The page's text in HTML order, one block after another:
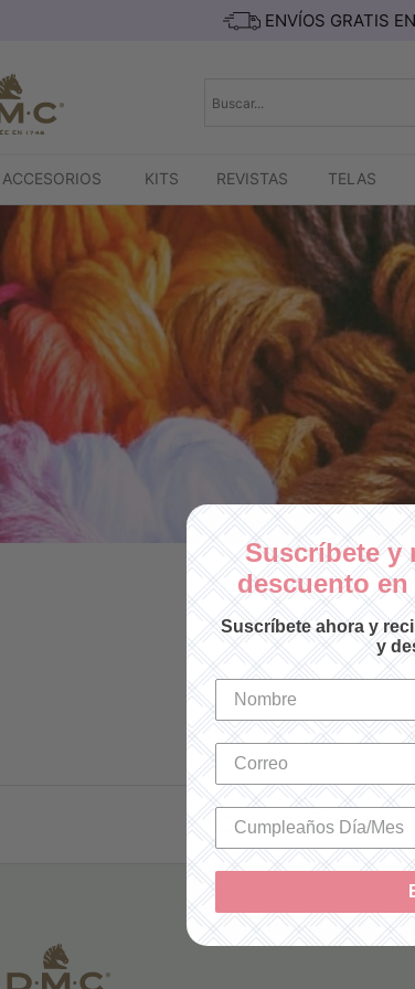
ENVÍOS GRATIS
ACCESORIOS KITS REVISTAS TELAS
SOLO ENVÍOS A LA
Suscríbete y
descuento
Suscríbete ahora y
y